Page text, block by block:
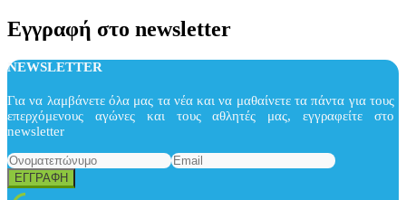
Εγγραφή στο newsletter
NEWSLETTER
Για να λαμβάνετε όλα μας τα νέα και να μαθαίνετε τα πάντα για τους
επερχόμενους αγώνες και τους αθλητές μας, εγγραφείτε στο
newsletter